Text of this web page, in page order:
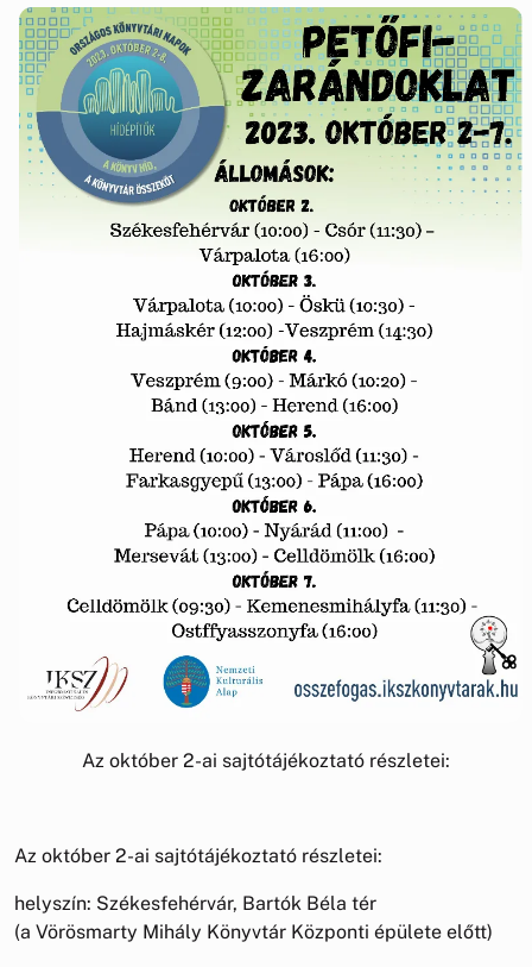
Az október 2-ai sajtótájékoztató részletei:
Az október 2-ai sajtótájékoztató részletei:
helyszín: Székesfehérvár, Bartók Béla tér
(a Vörösmarty Mihály Könyvtár Központi épülete előtt)